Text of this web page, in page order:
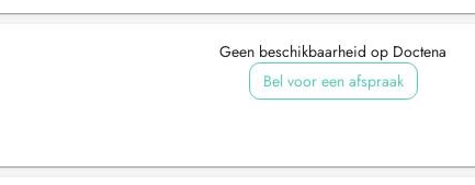
Geen beschikbaarheid op Doctena
Bel voor een afspraak